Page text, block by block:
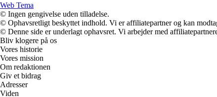
Web Tema
© Ingen gengivelse uden tilladelse.
© Ophavsretligt beskyttet indhold. Vi er affiliatepartner og kan
© Denne side er underlagt ophavsret. Vi arbejder med
Bliv klogere på os
Vores historie
Vores mission
Om redaktionen
Giv et bidrag
Adresser
Viden